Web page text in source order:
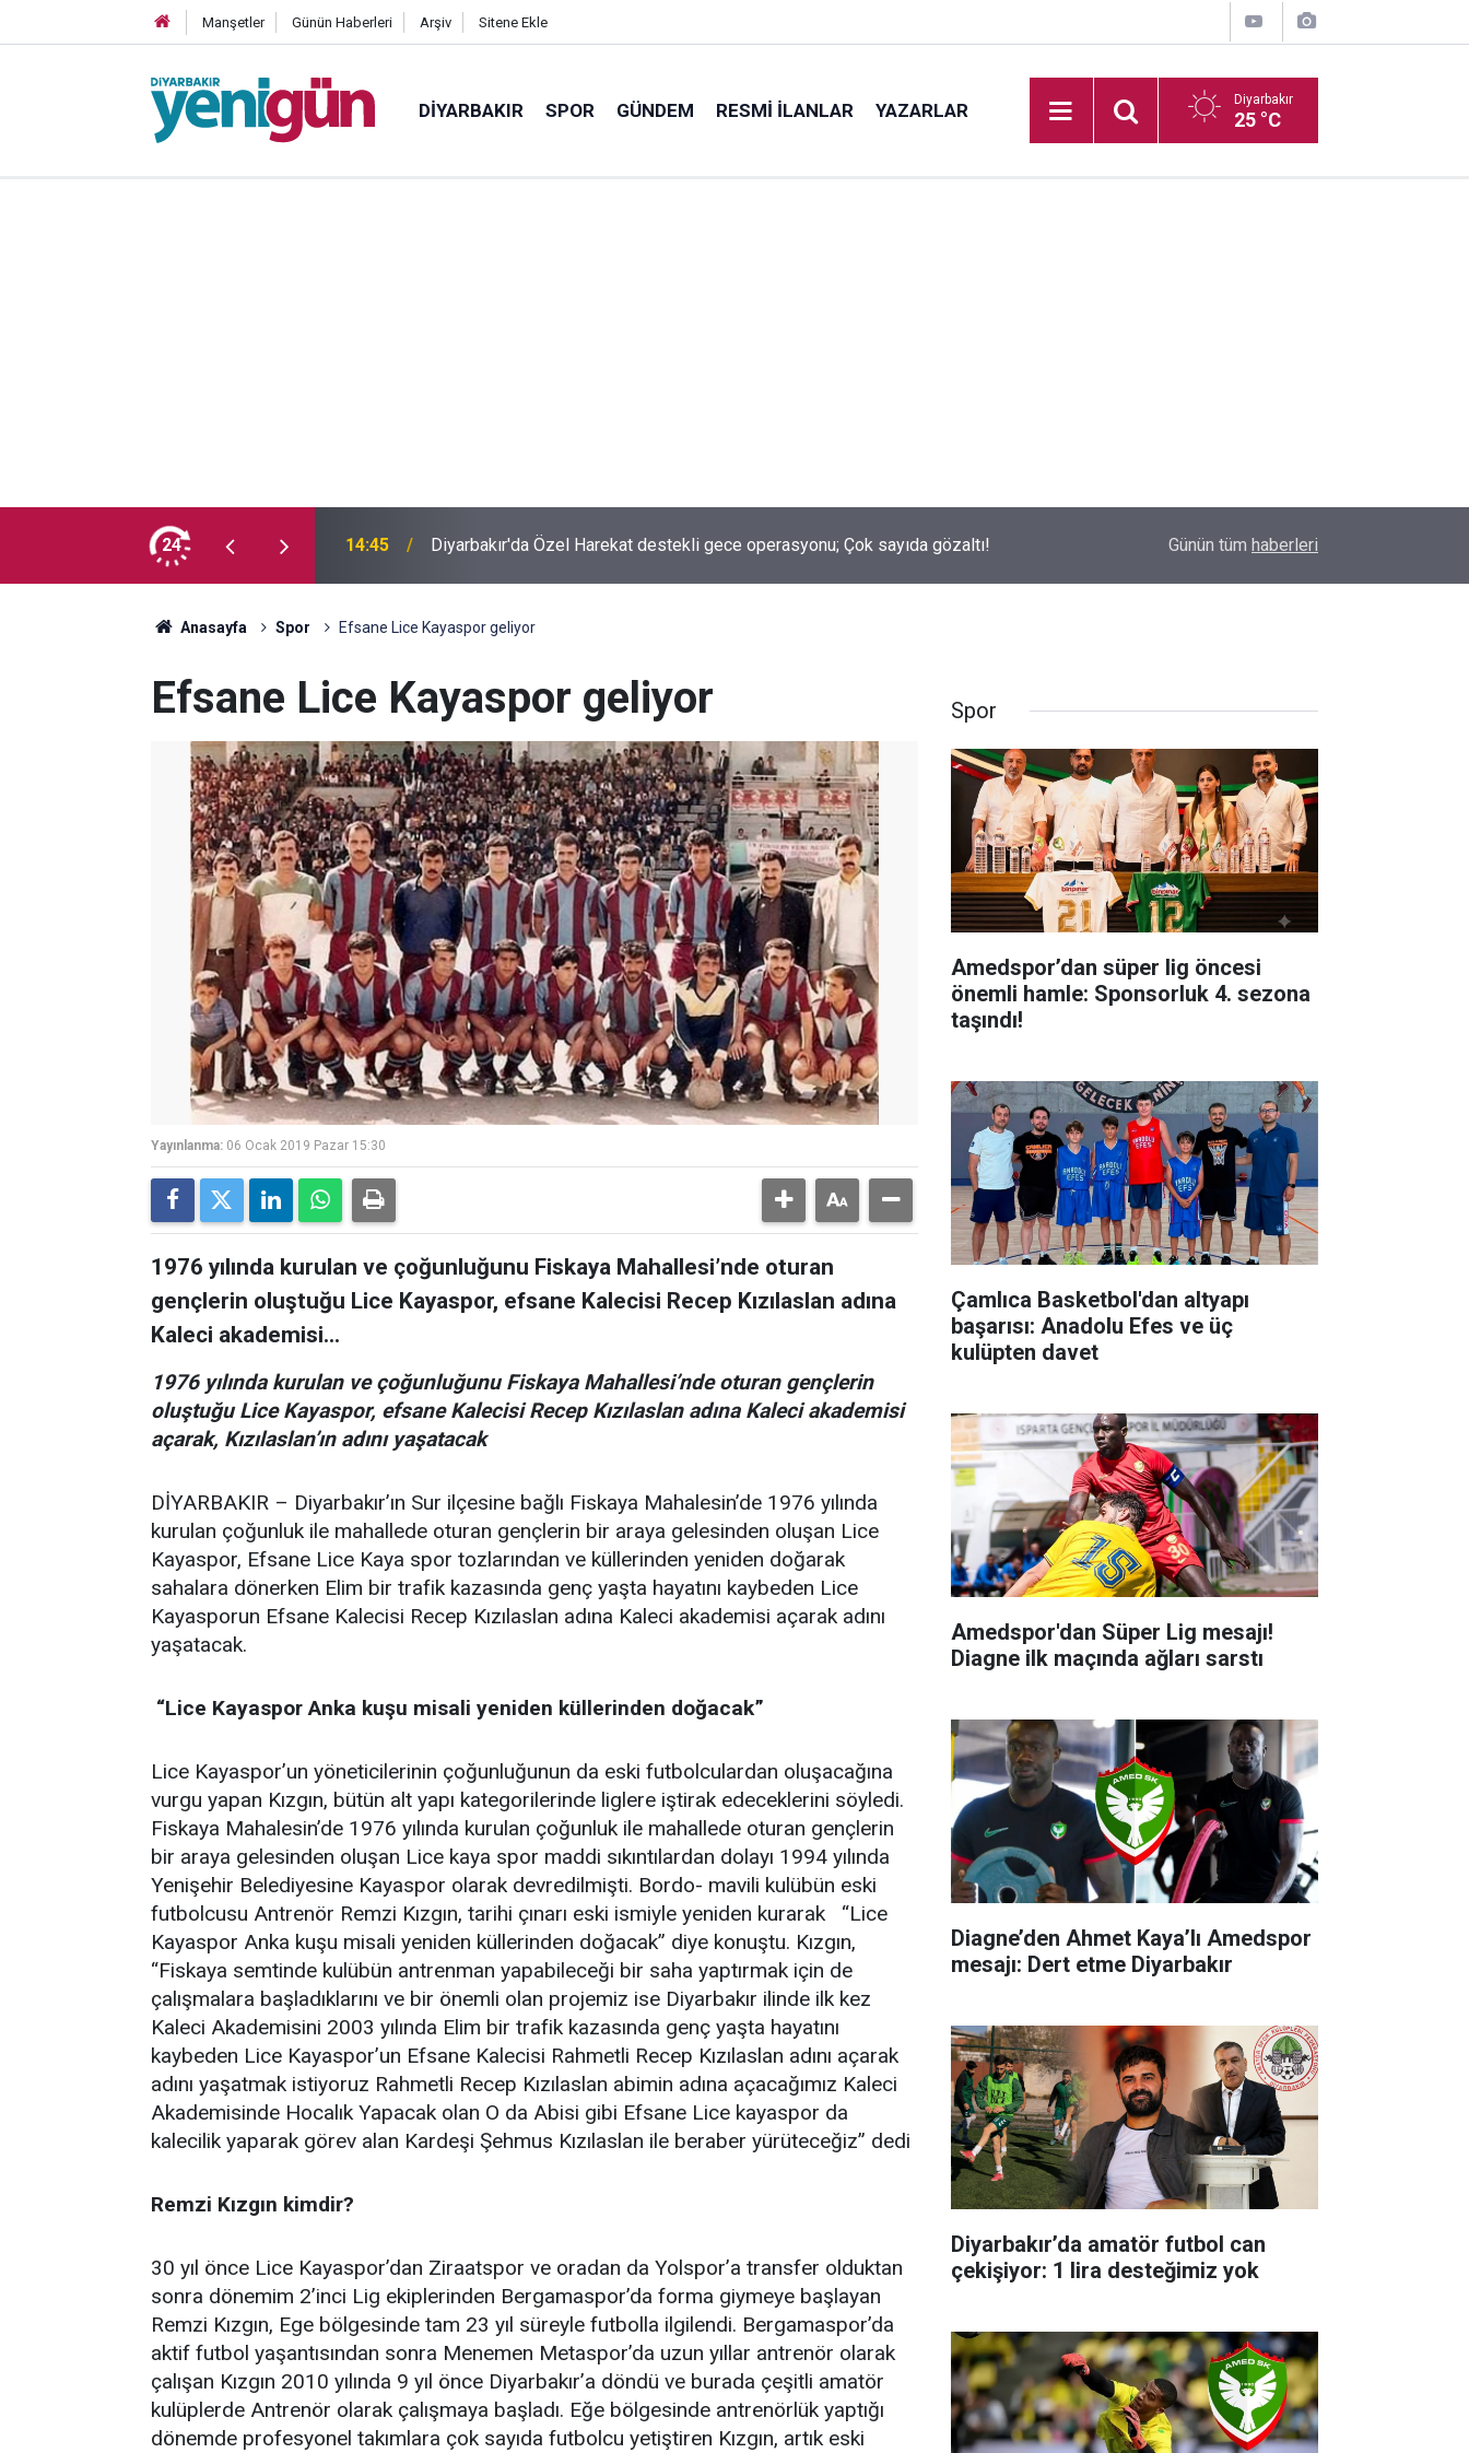
Manşetler Günün Haberleri Arşiv Sitene Ekle
DIYARBAKIR SPOR GÜNDEM RESMI İLANLAR YAZARLAR Diyarbakır
25 °C
24
haberinin ardından hemşireler darp
14:45 Diyarbakır'da Özel Harekat destekli gece operasyonu; Çok sayıda gözaltı! İYİ Partili Uz açıkladı; Türkiye’de kaç milyon
Günün tüm haberleri
Anasayfa Spor Efsane Lice Kayaspor geliyor
Efsane Lice Kayaspor geliyor
Yayınlanma: 06 Ocak 2019 Pazar 15:30
1976 yılında kurulan ve çoğunluğunu Fiskaya Mahallesi’nde oturan
gençlerin oluştuğu Lice Kayaspor, efsane Kalecisi Recep Kızılaslan adına
Kaleci akademisi...
1976 yılında kurulan ve çoğunluğunu Fiskaya Mahallesi’nde oturan gençlerin
oluştuğu Lice Kayaspor, efsane Kalecisi Recep Kızılaslan adına Kaleci akademisi
açarak, Kızılaslan’ın adını yaşatacak
DİYARBAKIR – Diyarbakır’ın Sur ilçesine bağlı Fiskaya Mahalesin’de 1976 yılında
kurulan çoğunluk ile mahallede oturan gençlerin bir araya gelesinden oluşan Lice
Kayaspor, Efsane Lice Kaya spor tozlarından ve küllerinden yeniden doğarak
sahalara dönerken Elim bir trafik kazasında genç yaşta hayatını kaybeden Lice
Kayasporun Efsane Kalecisi Recep Kızılaslan adına Kaleci akademisi açarak adını
yaşatacak.
“Lice Kayaspor Anka kuşu misali yeniden küllerinden doğacak”
Lice Kayaspor’un yöneticilerinin çoğunluğunun da eski futbolculardan oluşacağına
vurgu yapan Kızgın, bütün alt yapı kategorilerinde liglere iştirak edeceklerini söyledi.
Fiskaya Mahalesin’de 1976 yılında kurulan çoğunluk ile mahallede oturan gençlerin
bir araya gelesinden oluşan Lice kaya spor maddi sıkıntılardan dolayı 1994 yılında
Yenişehir Belediyesine Kayaspor olarak devredilmişti. Bordo- mavili kulübün eski
futbolcusu Antrenör Remzi Kızgın, tarihi çınarı eski ismiyle yeniden kurarak “Lice
Kayaspor Anka kuşu misali yeniden küllerinden doğacak” diye konuştu. Kızgın,
“Fiskaya semtinde kulübün antrenman yapabileceği bir saha yaptırmak için de
çalışmalara başladıklarını ve bir önemli olan projemiz ise Diyarbakır ilinde ilk kez
Kaleci Akademisini 2003 yılında Elim bir trafik kazasında genç yaşta hayatını
kaybeden Lice Kayaspor’un Efsane Kalecisi Rahmetli Recep Kızılaslan adını açarak
adını yaşatmak istiyoruz Rahmetli Recep Kızılaslan abimin adına açacağımız Kaleci
Akademisinde Hocalık Yapacak olan O da Abisi gibi Efsane Lice kayaspor da
kalecilik yaparak görev alan Kardeşi Şehmus Kızılaslan ile beraber yürüteceğiz” dedi
Remzi Kızgın kimdir?
30 yıl önce Lice Kayaspor’dan Ziraatspor ve oradan da Yolspor’a transfer olduktan
sonra dönemim 2’inci Lig ekiplerinden Bergamaspor’da forma giymeye başlayan
Remzi Kızgın, Ege bölgesinde tam 23 yıl süreyle futbolla ilgilendi. Bergamaspor’da
aktif futbol yaşantısından sonra Menemen Metaspor’da uzun yıllar antrenör olarak
çalışan Kızgın 2010 yılında 9 yıl önce Diyarbakır’a döndü ve burada çeşitli amatör
kulüplerde Antrenör olarak çalışmaya başladı. Eğe bölgesinde antrenörlük yaptığı
dönemde profesyonel takımlara çok sayıda futbolcu yetiştiren Kızgın, artık eski
Spor
Amedspor’dan süper lig öncesi
önemli hamle: Sponsorluk 4. sezona
taşındı!
Çamlıca Basketbol'dan altyapı
başarısı: Anadolu Efes ve üç
kulüpten davet
Amedspor'dan Süper Lig mesajı!
Diagne ilk maçında ağları sarstı
Diagne’den Ahmet Kaya’lı Amedspor
mesajı: Dert etme Diyarbakır
Diyarbakır’da amatör futbol can
çekişiyor: 1 lira desteğimiz yok